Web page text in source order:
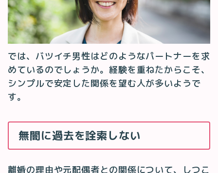
では、バツイチ男性はどのようなパートナーを求
めているのでしょうか。経験を重ねたからこそ、
シンプルで安定した関係を望む人が多いようで
す。
無闇に過去を詮索しない
離婚の理由や元配偶者との関係について、しつこ